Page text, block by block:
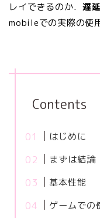
レイできるのか．遅
mobileでの実際の使
Contents
はじめに
まずは結論
基本性能
ゲームでの